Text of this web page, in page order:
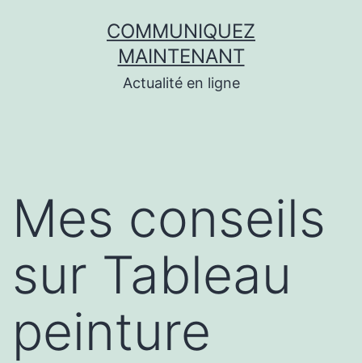
COMMUNIQUEZ
MAINTENANT
Actualité en ligne
Mes conseils
sur Tableau
peinture